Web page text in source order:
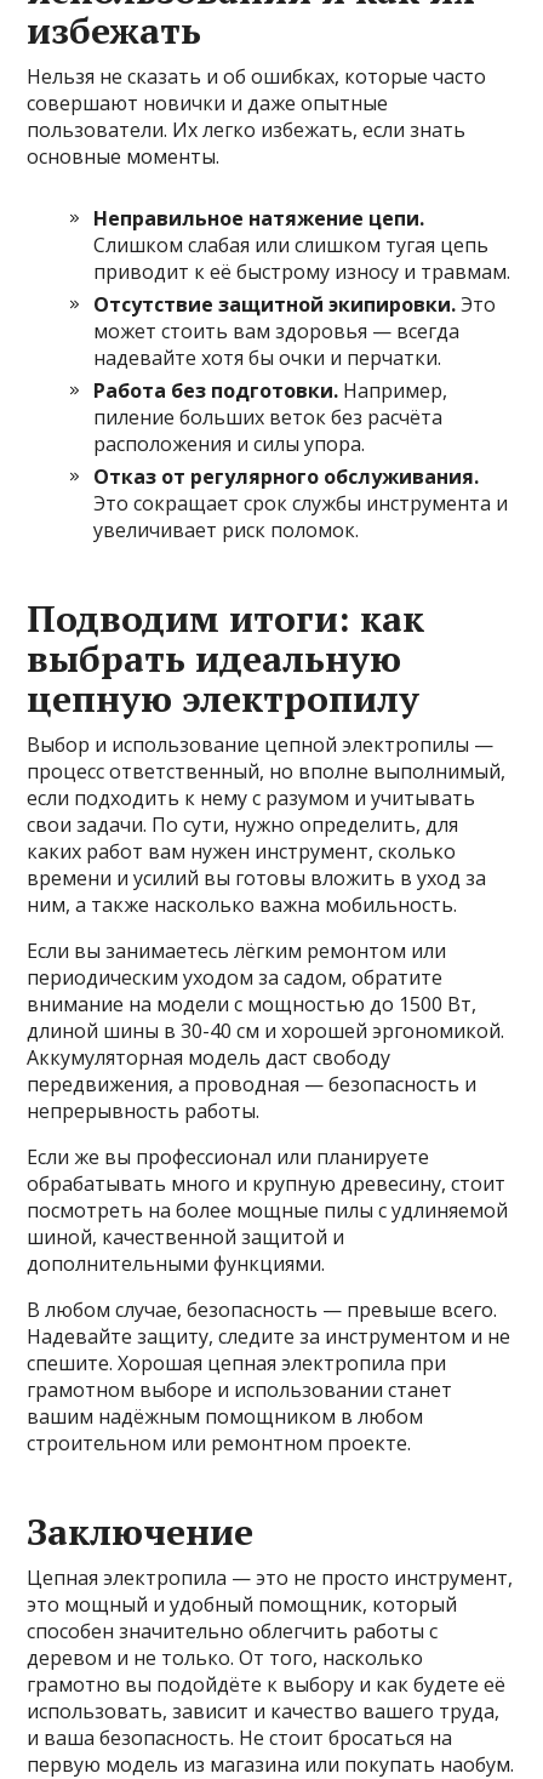
избежать
Нельзя не сказать и об ошибках, которые часто
совершают новички и даже опытные
пользователи. Их легко избежать, если знать
основные моменты.
Неправильное натяжение цепи.
Слишком слабая или слишком тугая цепь
приводит к её быстрому износу и травмам.
Отсутствие защитной экипировки.Это
может стоить вам здоровья — всегда
надевайте хотя бы очки и перчатки.
Работа без подготовки. Например,
пиление больших веток без расчёта
расположения и силы упора.
Отказ от регулярного обслуживания.
Это сокращает срок службы инструмента и
увеличивает риск поломок.
Подводим итоги: как
выбрать идеальную
цепную электропилу
Выбор и использование цепной электропилы —
процесс ответственный, но вполне выполнимый,
если подходить к нему с разумом и учитывать
свои задачи. По сути, нужно определить, для
каких работ вам нужен инструмент, сколько
времени и усилий вы готовы вложить в уход за
ним, а также насколько важна мобильность.
Если вы занимаетесь лёгким ремонтом или
периодическим уходом за садом, обратите
внимание на модели с мощностью до 1500 Вт,
длиной шины в 30-40 см и хорошей эргономикой.
Аккумуляторная модель даст свободу
передвижения, а проводная — безопасность и
непрерывность работы.
Если же вы профессионал или планируете
обрабатывать много и крупную древесину, стоит
посмотреть на более мощные пилы с удлиняемой
шиной, качественной защитой и
дополнительными функциями.
В любом случае, безопасность — превыше всего.
Надевайте защиту, следите за инструментом и не
спешите. Хорошая цепная электропила при
грамотном выборе и использовании станет
вашим надёжным помощником в любом
строительном или ремонтном проекте.
Заключение
Цепная электропила — это не просто инструмент,
это мощный и удобный помощник, который
способен значительно облегчить работы с
деревом и не только. От того, насколько
грамотно вы подойдёте к выбору и как будете её
использовать, зависит и качество вашего труда,
и ваша безопасность. Не стоит бросаться на
первую модель из магазина или покупать наобум.